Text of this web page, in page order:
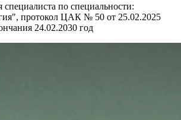
специалиста по специальности:
протокол ЦАК № 50 от 25.02.2025
24.02.2030 год